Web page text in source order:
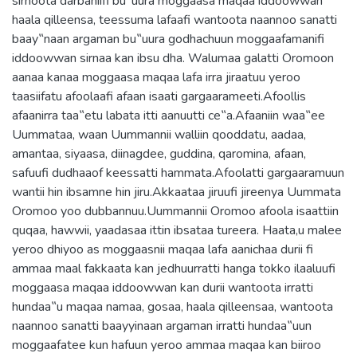
haala qilleensa, teessuma lafaafi wantoota naannoo sanatti
baay‟naan argaman bu‟uura godhachuun moggaafamanifi
iddoowwan sirnaa kan ibsu dha. Walumaa galatti Oromoon
aanaa kanaa moggaasa maqaa lafa irra jiraatuu yeroo
taasiifatu afoolaafi afaan isaati gargaarameeti.Afoollis
afaanirra taa‟etu labata itti aanuutti ce‟a.Afaaniin waa‟ee
Uummataa, waan Uummannii walliin qooddatu, aadaa,
amantaa, siyaasa, diinagdee, guddina, qaromina, afaan,
safuufi dudhaaof keessatti hammata.Afoolatti gargaaramuun
wantii hin ibsamne hin jiru.Akkaataa jiruufi jireenya Uummata
Oromoo yoo dubbannuu.Uummannii Oromoo afoola isaattiin
quqaa, hawwii, yaadasaa ittin ibsataa tureera. Haata,u malee
yeroo dhiyoo as moggaasnii maqaa lafa aanichaa durii fi
ammaa maal fakkaata kan jedhuurratti hanga tokko ilaaluufi
moggaasa maqaa iddoowwan kan durii wantoota irratti
hundaa‟u maqaa namaa, gosaa, haala qilleensaa, wantoota
naannoo sanatti baayyinaan argaman irratti hundaa‟uun
moggaafatee kun hafuun yeroo ammaa maqaa kan biiroo